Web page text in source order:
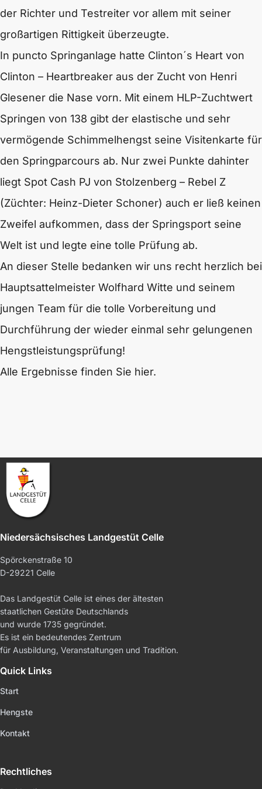
der Richter und Testreiter vor allem mit seiner
großartigen Rittigkeit überzeugte.
In puncto Springanlage hatte Clinton´s Heart von
Clinton – Heartbreaker aus der Zucht von Henri
Glesener die Nase vorn. Mit einem HLP-Zuchtwert
Springen von 138 gibt der elastische und sehr
vermögende Schimmelhengst seine Visitenkarte für
den Springparcours ab. Nur zwei Punkte dahinter
liegt Spot Cash PJ von Stolzenberg – Rebel Z
(Züchter: Heinz-Dieter Schoner) auch er ließ keinen
Zweifel aufkommen, dass der Springsport seine
Welt ist und legte eine tolle Prüfung ab.
An dieser Stelle bedanken wir uns recht herzlich bei
Hauptsattelmeister Wolfhard Witte und seinem
jungen Team für die tolle Vorbereitung und
Durchführung der wieder einmal sehr gelungenen
Hengstleistungsprüfung!
Alle Ergebnisse finden Sie hier.
Niedersächsisches Landgestüt Celle
Spörckenstraße 10
D-29221 Celle
Das Landgestüt Celle ist eines der ältesten
staatlichen Gestüte Deutschlands
und wurde 1735 gegründet.
Es ist ein bedeutendes Zentrum
für Ausbildung, Veranstaltungen und Tradition.
Quick Links
Start
Hengste
Kontakt
Rechtliches